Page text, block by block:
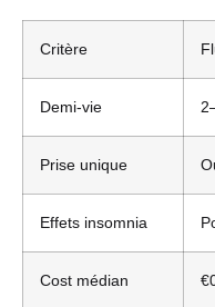
Critère
Demi-vie
Prise unique
Effets insomnia
Cost médian